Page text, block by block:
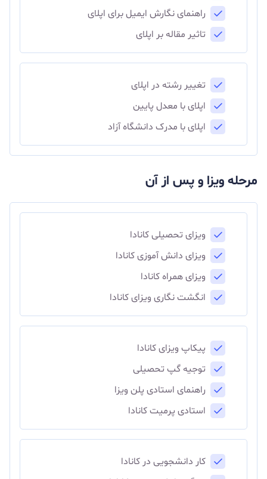
راهنمای نگارش ایمیل برای اپلای
تاثیر مقاله بر اپلای
تغییر رشته در اپلای
اپلای با معدل پایین
اپلای با مدرک دانشگاه آزاد
مرحله ویزا و پس از آن
ویزای تحصیلی کانادا
ویزای دانش آموزی کانادا
ویزای همراه کانادا
انگشت نگاری ویزای کانادا
پیکاپ ویزای کانادا
توجیه گپ تحصیلی
راهنمای استادی پلن ویزا
استادی پرمیت کانادا
کار دانشجویی در کانادا